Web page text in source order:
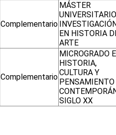
Complementario
MÁSTER
EN HISTORIA
ARTE
Complementario
MICROGRADO
HISTORIA,
CULTURA Y
PENSAMIENTO
SIGLO XX